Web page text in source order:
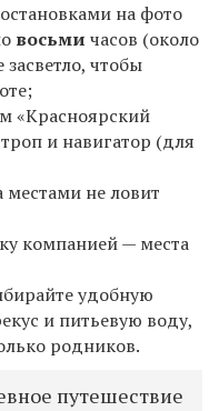
на фото
восьми часов (около
засветло, чтобы
;
«Красноярский
и навигатор (для
не ловит
компанией — места
удобную
и питьевую воду,
родников.
путешествие